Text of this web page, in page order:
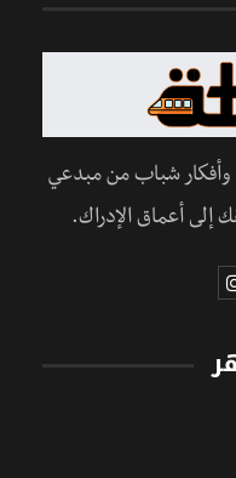
وأفكار شباب من مبدعي
إلى أعماق الإدراك.